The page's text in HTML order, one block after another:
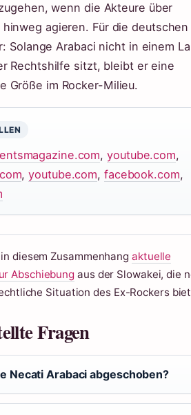
wenn die Akteure über
agieren. Für die
Solange Arabaci nicht in einem
Rechtshilfe sitzt, bleibt er eine
Größe im Rocker-Milieu.
,youtube.com,
,youtube.com, facebook.com,
diesem Zusammenhang aktuelle
Abschiebung aus der Slowakei, die
Situation des Ex-Rockers
Fragen
Necati Arabaci abgeschoben?